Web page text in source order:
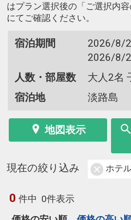
はプラン選択後の「ご選択内
にてご確認ください。
宿泊期間
2026/8/
2026/8/
人数・部屋数
大人2名
宿泊地
淡路島
地図表示
現在の絞り込み ホテ
0 件中 0件表示